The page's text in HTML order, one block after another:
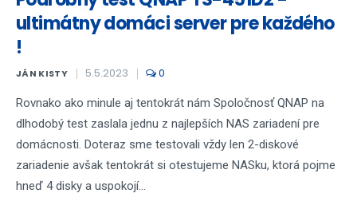
ultimátny domáci server pre každého
!
JÁN KISTY 5.5.2023 0
Rovnako ako minule aj tentokrát nám Spoločnosť QNAP na
dlhodobý test zaslala jednu z najlepších NAS zariadení pre
domácnosti. Doteraz sme testovali vždy len 2-diskové
zariadenie avšak tentokrát si otestujeme NASku, ktorá pojme
hneď 4 disky a uspokojí...